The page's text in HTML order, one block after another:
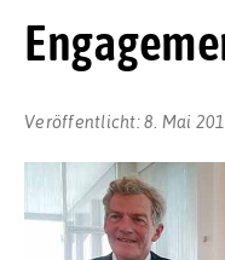
Veröffentlicht:8. Mai